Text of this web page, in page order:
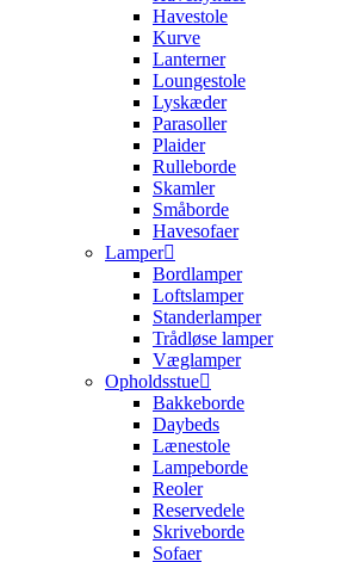
Havestole
Kurve
Lanterner
Loungestole
Lyskæder
Parasoller
Plaider
Rulleborde
Skamler
Småborde
Havesofaer
Lamper
Bordlamper
Loftslamper
Standerlamper
Trådløse lamper
Væglamper
Opholdsstue
Bakkeborde
Daybeds
Lænestole
Lampeborde
Reoler
Reservedele
Skriveborde
Sofaer